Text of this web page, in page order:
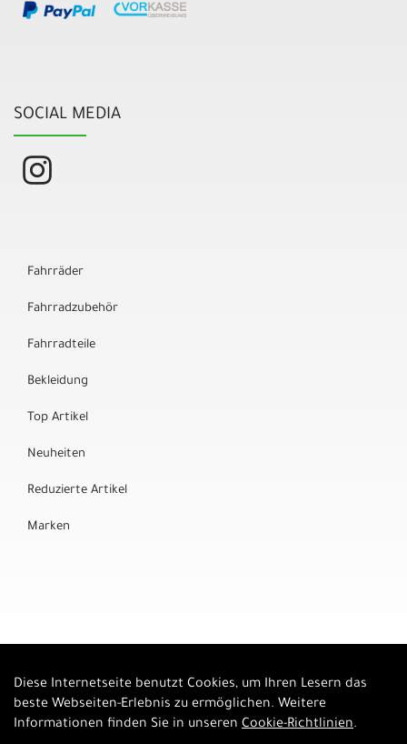
SOCIAL MEDIA
Fahrräder
Fahrradzubehör
Fahrradteile
Bekleidung
Top Artikel
Neuheiten
Reduzierte Artikel
Marken
Diese Internetseite benutzt Cookies, um Ihren Lesern das
beste Webseiten-Erlebnis zu ermöglichen. Weitere
Informationen finden Sie in unseren Cookie-Richtlinien.
Auftrag widerrufen